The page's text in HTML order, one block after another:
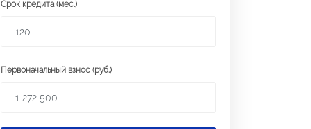
Срок кредита (мес.)
Первоначальный взнос (руб.)